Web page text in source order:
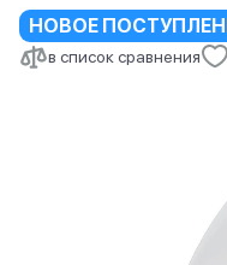
НОВОЕ
в список сравнения